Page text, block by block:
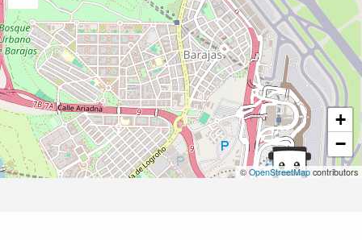
+
−
© OpenStreetMap contributors